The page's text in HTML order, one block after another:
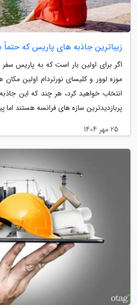
زیباترین جاذبه های پاریس که حتماً
اگر برای اولین بار است که به پاریس سفر
موزه لوور و کلیسای نورتردام اولین
انتخاب خواهید کرد، هر چند که این
پربازدیدترین سازه های فرانسه هستند اما
25 مهر 1404